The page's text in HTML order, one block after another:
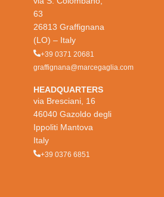
63
26813 Graffignana
(LO) – Italy
+39 0371 20681
graffignana@marcegaglia.com
HEADQUARTERS
via Bresciani, 16
46040 Gazoldo degli
Ippoliti Mantova
Italy
+39 0376 6851